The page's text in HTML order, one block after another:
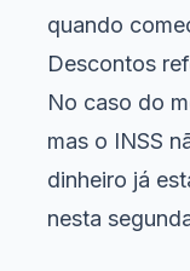
quando
Descontos
No caso do
mas o INSS
dinheiro já
nesta